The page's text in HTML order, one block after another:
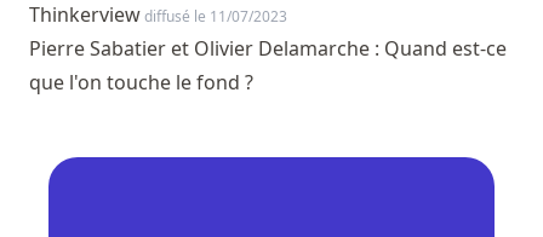
Thinkerviewdiffusé le 11/07/2023
Pierre Sabatier et Olivier Delamarche : Quand est-ce
que l'on touche le fond ?